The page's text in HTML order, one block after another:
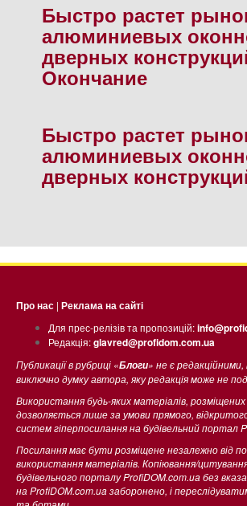
Быстро растет
алюминиевых
дверных
Окончание
Быстро растет
алюминиевых
дверных
Про нас | Реклама на сайті
Для прес-релізів та пропозицій:
Редакція:glavred@profidom.com.ua
Публикації в рубриці «Блоги» не є
виключно думку автора, яку редакція може не
Використання будь-яких матеріалів,
дозволяється лише за умови прямого,
систем гіперпосилання на будівельний портал
Посилання має бути розміщене незалежно від
використання матеріалів. Копіювання/
будівельного порталу ProfiDOM.com.ua без
на ProfiDOM.com.ua заборонено, і